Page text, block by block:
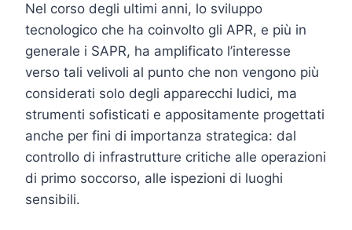
Nel corso degli ultimi anni, lo sviluppo
tecnologico che ha coinvolto gli APR, e più in
generale i SAPR, ha amplificato l’interesse
verso tali velivoli al punto che non vengono più
considerati solo degli apparecchi ludici, ma
strumenti sofisticati e appositamente progettati
anche per fini di importanza strategica: dal
controllo di infrastrutture critiche alle operazioni
di primo soccorso, alle ispezioni di luoghi
sensibili.